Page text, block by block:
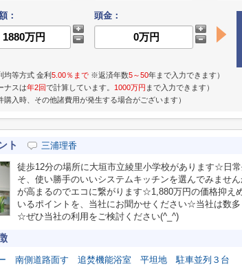
：
頭金：
均等方式 金利5.00％まで ※返済年数5～50年まで入力できます）
ナスは年2回で計算しています。 1000万円 まで入力できます）
購入時、その他諸費用が発生する場合がございます）
ト 三浦理香
徒歩12分の場所に大垣市立綾里小学校があります☆日
そ、使い勝手のいいシステムキッチンを選んでみませ
が高まるのでエコに繋がります☆1,880万円の価格抑え
いるポイントを、当社にお聞かせください☆当社は数
☆ぜひ当社の利用をご検討ください(^_^)
南側道路面す 追焚機能浴室 平坦地 駐車並列３台